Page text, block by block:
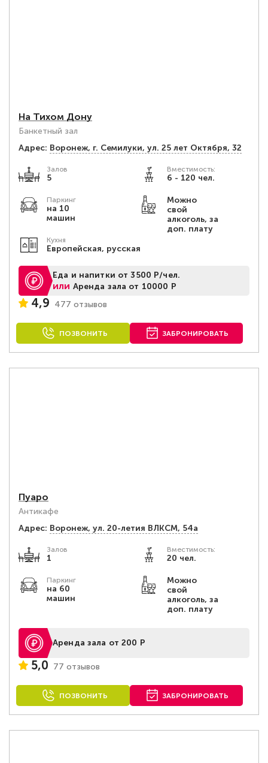
На Тихом Дону
Банкетный зал
Адрес: Воронеж, г. Семилуки, ул. 25 лет Октября, 32
Залов
5
Вместимость:
6 - 120 чел.
Паркинг
на 10
машин
Можно
свой
алкоголь, за
доп. плату
Кухня
Европейская, русская
Еда и напитки от 3500 Р/чел.
или Аренда зала от 10000 Р
4,9 477 отзывов
ПОЗВОНИТЬ ЗАБРОНИРОВАТЬ
Пуаро
Антикафе
Адрес: Воронеж, ул. 20-летия ВЛКСМ, 54а
Залов
1
Вместимость:
20 чел.
Паркинг
на 60
машин
Можно
свой
алкоголь, за
доп. плату
Аренда зала от 200 Р
5,0 77 отзывов
ПОЗВОНИТЬ ЗАБРОНИРОВАТЬ